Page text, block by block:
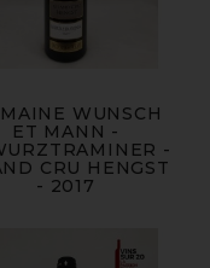
WUNSCH
ET MANN -
-
CRU HENGST
- 2017